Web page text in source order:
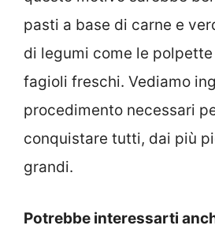
pasti a base di carne e
di legumi come le
fagioli freschi. Vediamo
procedimento necessari
conquistare tutti, dai più
grandi.
Potrebbe interessarti